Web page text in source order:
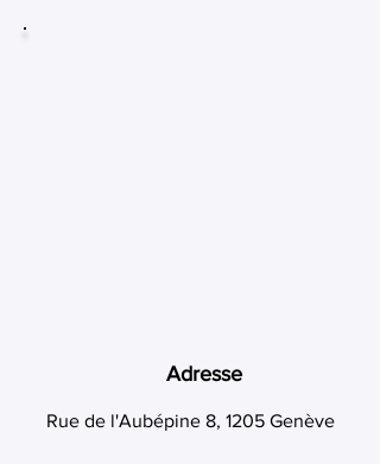
Adresse
Rue de l'Aubépine 8, 1205 Genève